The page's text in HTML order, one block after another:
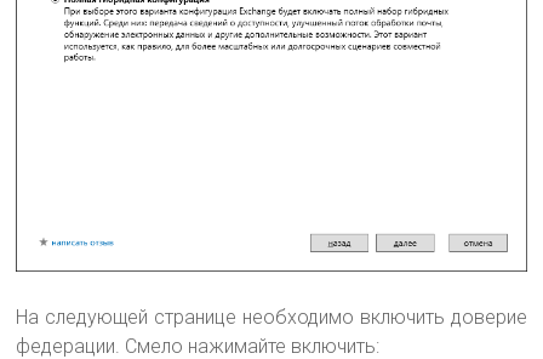
На следующей странице необходимо включить доверие
федерации. Смело нажимайте включить: